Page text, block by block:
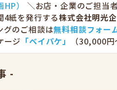
）
＼お店・企業のご担当
4紙を発行する株式会社明光
グのご相談は無料相談フォー
ージ 「ベイパケ」 （30,000
-